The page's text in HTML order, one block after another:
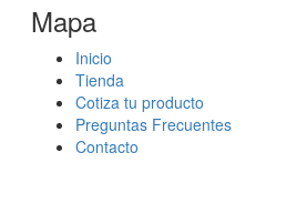
Mapa
Inicio
Tienda
Cotiza tu producto
Preguntas Frecuentes
Contacto